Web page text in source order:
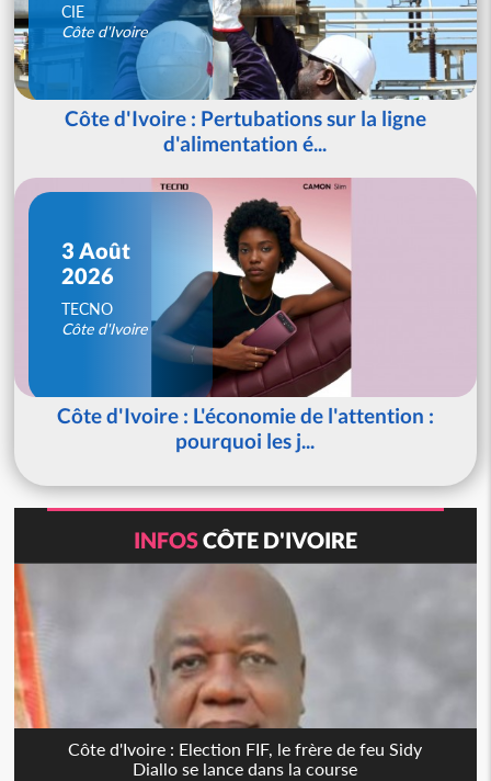
CIE
Côte d'Ivoire
Côte d'Ivoire : Pertubations sur la ligne
d'alimentation é...
3 Août
2026
TECNO
Côte d'Ivoire
Côte d'Ivoire : L'économie de l'attention :
pourquoi les j...
INFOSCÔTE D'IVOIRE
Côte d'Ivoire : Election FIF, le frère de feu Sidy
Diallo se lance dans la course